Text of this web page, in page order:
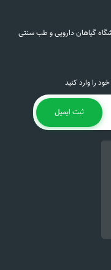
را وارد کنید
ثبت ایمیل
گیاهان دارویی و طب سنتی